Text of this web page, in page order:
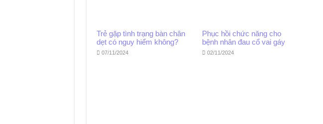
Trẻ gặp tình trạng bàn chân
dẹt có nguy hiểm không?
07/11/2024
Phục hồi chức năng cho
bệnh nhân đau cổ vai gáy
02/11/2024